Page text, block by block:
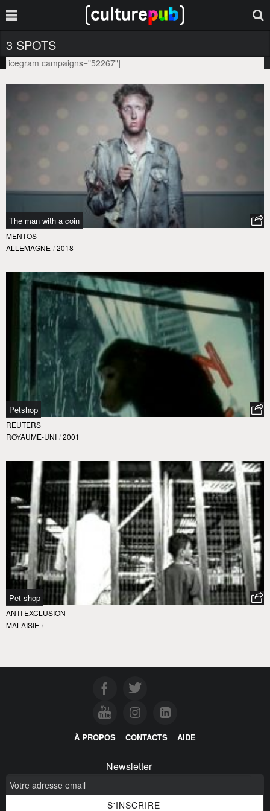
3 SPOTS
[icegram campaigns="52267"]
The man with a coin
MENTOS
ALLEMAGNE / 2018
Petshop
REUTERS
ROYAUME-UNI / 2001
Pet shop
ANTI EXCLUSION
MALAISIE /
À PROPOS CONTACTS AIDE
Newsletter